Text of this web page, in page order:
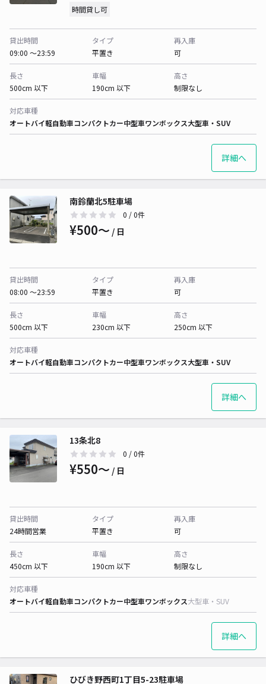
時間貸し可
貸出時間
09:00 〜23:59
タイプ
平置き
再入庫
可
長さ
500cm 以下
車幅
190cm 以下
高さ
制限なし
対応車種
オートバイ軽自動車コンパクトカー中型車ワンボックス大型車・SUV
詳細へ
南鈴蘭北5駐車場
0 / 0件
¥500〜 / 日
貸出時間
08:00 〜23:59
タイプ
平置き
再入庫
可
長さ
500cm 以下
車幅
230cm 以下
高さ
250cm 以下
対応車種
オートバイ軽自動車コンパクトカー中型車ワンボックス大型車・SUV
詳細へ
13条北8
0 / 0件
¥550〜 / 日
貸出時間
24時間営業
タイプ
平置き
再入庫
可
長さ
450cm 以下
車幅
190cm 以下
高さ
制限なし
対応車種
オートバイ軽自動車コンパクトカー中型車ワンボックス大型車・SUV
詳細へ
ひびき野西町1丁目5-23駐車場